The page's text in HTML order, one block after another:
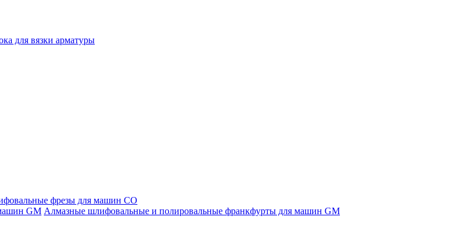
для вязки арматуры
фрезы для машин СО
Алмазные шлифовальные и полировальные франкфурты для машин GM